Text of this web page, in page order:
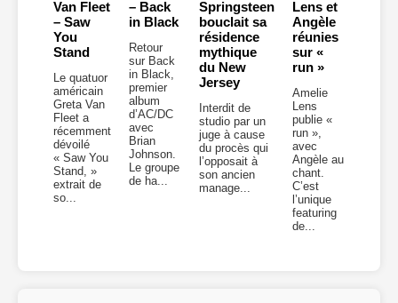
Van Fleet
– Saw
You
Stand
Le quatuor
américain
Greta Van
Fleet a
récemment
dévoilé
« Saw You
Stand, »
extrait de
so...
– Back
in Black
Retour
sur Back
in Black,
premier
album
d’AC/DC
avec
Brian
Johnson.
Le groupe
de ha...
Springsteen
bouclait sa
résidence
mythique
du New
Jersey
Interdit de
studio par un
juge à cause
du procès qui
l’opposait à
son ancien
manage...
Lens et
Angèle
réunies
sur «
run »
Amelie
Lens
publie «
run »,
avec
Angèle au
chant.
C’est
l’unique
featuring
de...